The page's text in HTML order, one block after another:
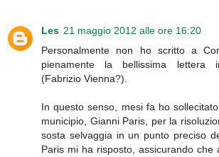
Les 21 maggio 2012 alle ore 16:20
Personalmente non ho scritto a
pienamente la bellissima lettera
(Fabrizio Vienna?).
In questo senso, mesi fa ho
municipio, Gianni Paris, per la
sosta selvaggia in un punto preciso
Paris mi ha risposto, assicurando che